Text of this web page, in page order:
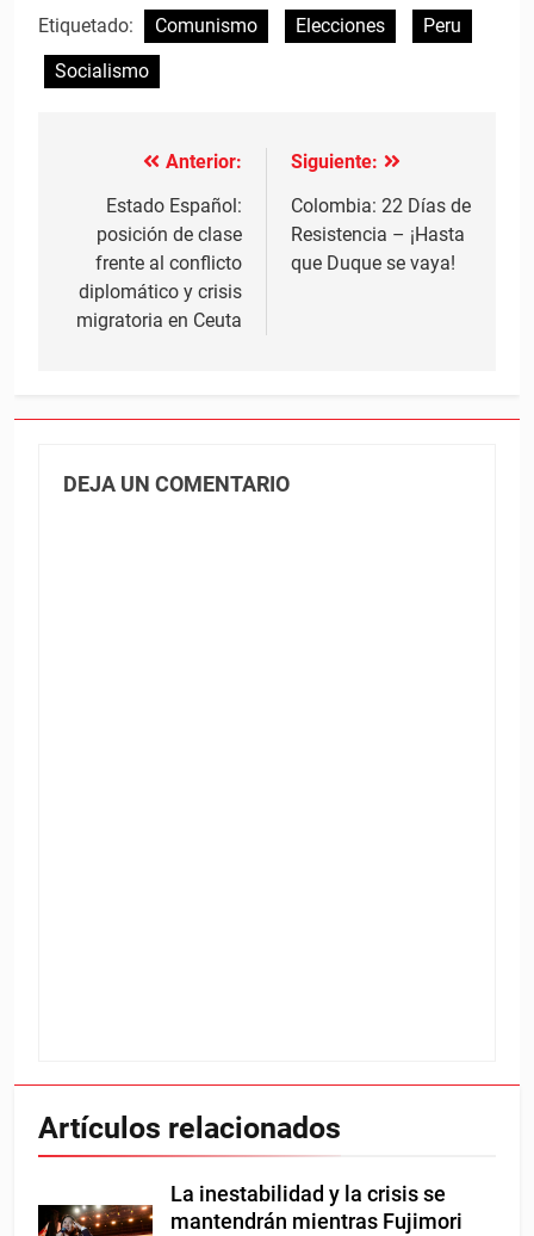
Etiquetado: Comunismo Elecciones
Peru
Socialismo
Navegación
entradas
Anterior:
Estado Español:
posición de clase
frente al conflicto
diplomático y crisis
migratoria en Ceuta
Siguiente:
Colombia: 22 Días de
Resistencia – ¡Hasta
que Duque se vaya!
DEJA UN COMENTARIO
Artículos relacionados
La inestabilidad y la crisis se
mantendrán mientras Fujimori